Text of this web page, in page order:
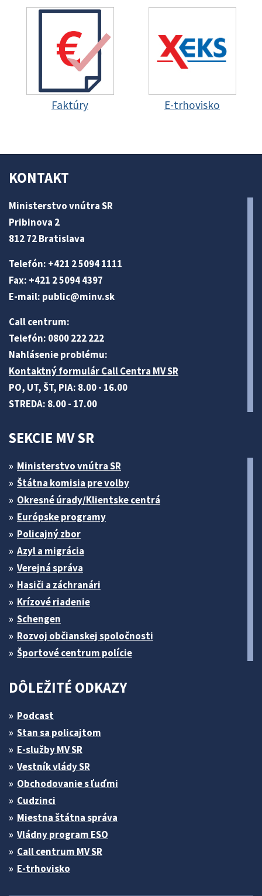
Faktúry E-trhovisko
KONTAKT
Ministerstvo vnútra SR
Pribinova 2
812 72 Bratislava
Telefón: +421 2 5094 1111
Fax: +421 2 5094 4397
E-mail: public@minv.sk
Call centrum:
Telefón: 0800 222 222
Nahlásenie problému:
Kontaktný formulár Call Centra MV SR
PO, UT, ŠT, PIA: 8.00 - 16.00
STREDA: 8.00 - 17.00
SEKCIE MV SR
Ministerstvo vnútra SR
Štátna komisia pre volby
Okresné úrady/Klientske centrá
Európske programy
Policajný zbor
Azyl a migrácia
Verejná správa
Hasiči a záchranári
Krízové riadenie
Schengen
Rozvoj občianskej spoločnosti
Športové centrum polície
DÔLEŽITÉ ODKAZY
Podcast
Stan sa policajtom
E-služby MV SR
Vestník vlády SR
Obchodovanie s ľuďmi
Cudzinci
Miestna štátna správa
Vládny program ESO
Call centrum MV SR
E-trhovisko